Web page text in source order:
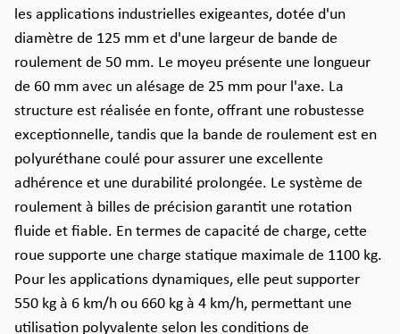
les applications industrielles exigeantes, dotée d'un
diamètre de 125 mm et d'une largeur de bande de
roulement de 50 mm. Le moyeu présente une longueur
de 60 mm avec un alésage de 25 mm pour l'axe. La
structure est réalisée en fonte, offrant une robustesse
exceptionnelle, tandis que la bande de roulement est en
polyuréthane coulé pour assurer une excellente
adhérence et une durabilité prolongée. Le système de
roulement à billes de précision garantit une rotation
fluide et fiable. En termes de capacité de charge, cette
roue supporte une charge statique maximale de 1100 kg.
Pour les applications dynamiques, elle peut supporter
550 kg à 6 km/h ou 660 kg à 4 km/h, permettant une
utilisation polyvalente selon les conditions de